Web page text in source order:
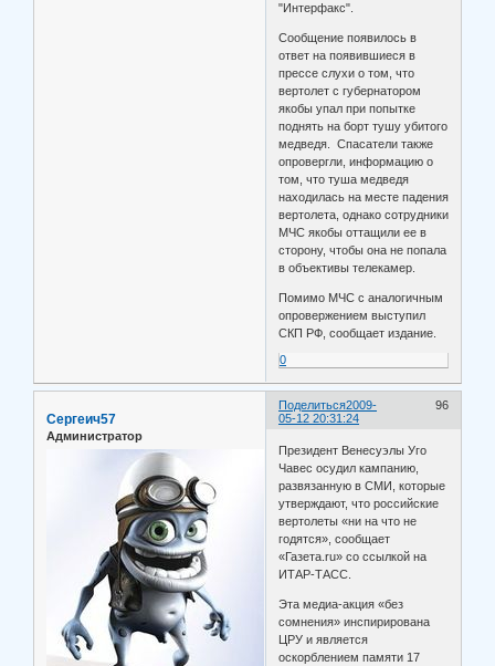
"Интерфакс".
Сообщение появилось в
ответ на появившиеся в
прессе слухи о том, что
вертолет с губернатором
якобы упал при попытке
поднять на борт тушу убитого
медведя. Спасатели также
опровергли, информацию о
том, что туша медведя
находилась на месте падения
вертолета, однако сотрудники
МЧС якобы оттащили ее в
сторону, чтобы она не попала
в объективы телекамер.
Помимо МЧС с аналогичным
опровержением выступил
СКП РФ, сообщает издание.
0
Поделиться 96
2009-
05-12 20:31:24
Сергеич57
Администратор
Президент Венесуэлы Уго
Чавес осудил кампанию,
развязанную в СМИ, которые
утверждают, что российские
вертолеты «ни на что не
годятся», сообщает
«Газета.ru» со ссылкой на
ИТАР-ТАСС.
Эта медиа-акция «без
сомнения» инспирирована
ЦРУ и является
оскорблением памяти 17